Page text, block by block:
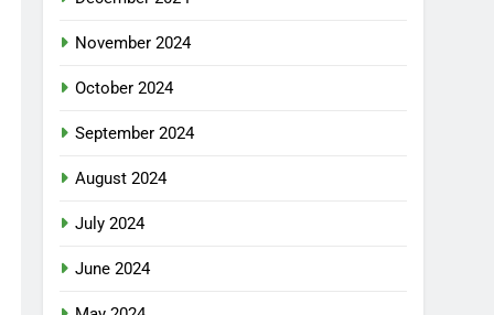
November 2024
October 2024
September 2024
August 2024
July 2024
June 2024